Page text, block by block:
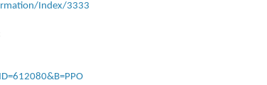
Index/3333